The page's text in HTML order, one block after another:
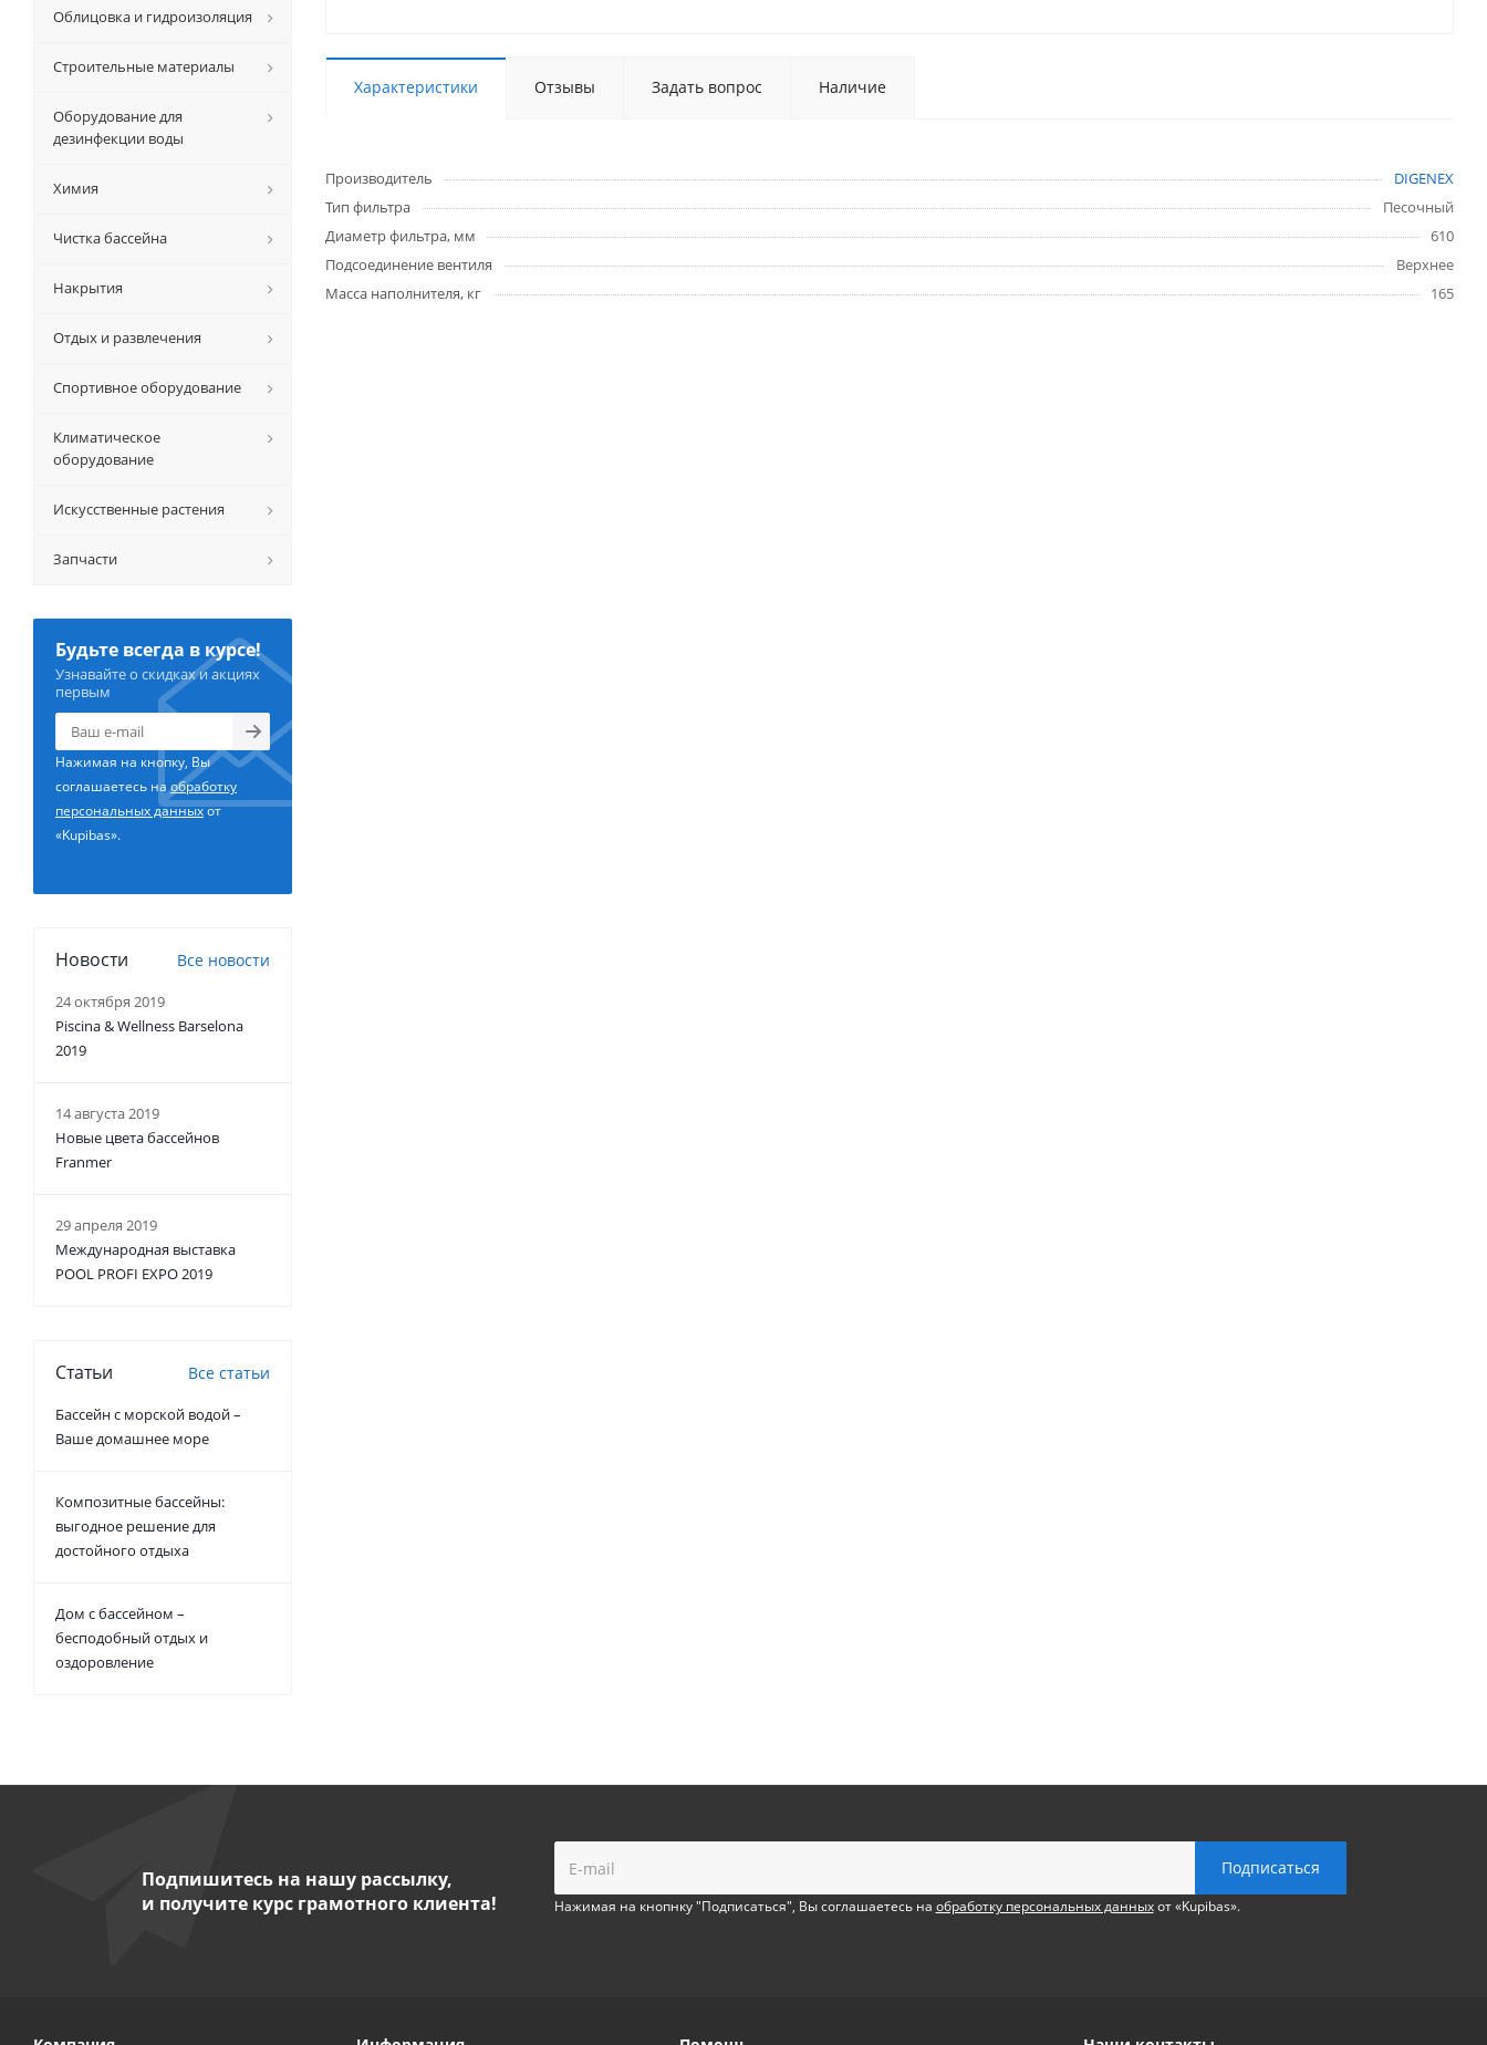
Характеристики Отзывы Задать вопрос Наличие
Производитель
DIGENEX
Тип фильтра
Песочный
Диаметр фильтра, мм
610
Подсоединение вентиля
Верхнее
Масса наполнителя, кг
165
Облицовка и гидроизоляция
Строительные материалы
Оборудование для
дезинфекции воды
Химия
Чистка бассейна
Накрытия
Отдых и развлечения
Спортивное оборудование
Климатическое
оборудование
Искусственные растения
Запчасти
Будьте всегда в курсе!
Узнавайте о скидках и акциях
первым
Нажимая на кнопку, Вы
соглашаетесь наобработку
персональных данныхот
«Kupibas».
Новости Все новости
24 октября 2019
Piscina & Wellness Barselona
2019
14 августа 2019
Новые цвета бассейнов
Franmer
29 апреля 2019
Международная выставка
POOL PROFI EXPO 2019
Статьи Все статьи
Бассейн с морской водой –
Ваше домашнее море
Композитные бассейны:
выгодное решение для
достойного отдыха
Дом с бассейном –
бесподобный отдых и
оздоровление
Подпишитесь на нашу рассылку,
и получите курс грамотного клиента!
Нажимая на кнопнку "Подписаться", Вы соглашаетесь на обработку персональных данныхот «Kupibas».